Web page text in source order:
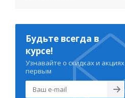
Будьте всегда в
курсе!
Узнавайте о скидках и акциях
первым